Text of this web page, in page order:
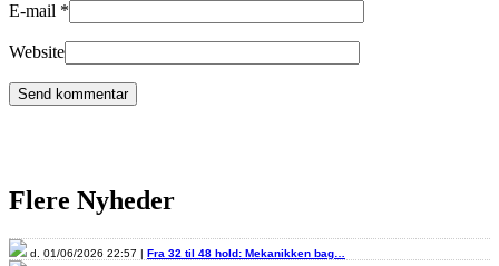
E-mail *
Website
Flere Nyheder
d. 01/06/2026 22:57 | Fra 32 til 48 hold: Mekanikken bag…